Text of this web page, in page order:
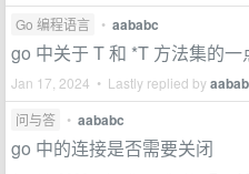
Go 编程语言 • aababc
go 中关于 T 和 *T 方法集的一
Jan 17, 2024 • Lastly replied by
问与答 • aababc
go 中的连接是否需要关闭